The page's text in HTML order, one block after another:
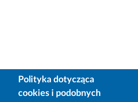
Polityka dotycząca
cookies i podobnych